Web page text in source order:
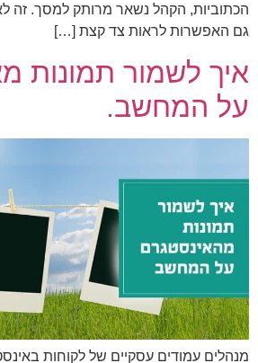
הכתוביות, הקהל נשאר מרותק למסך. זה
גם האפשרות לראות צד קצת […]
איך לשמור תמונות
על המחשב.
מנהלים עמודים עסקיים של לקוחות